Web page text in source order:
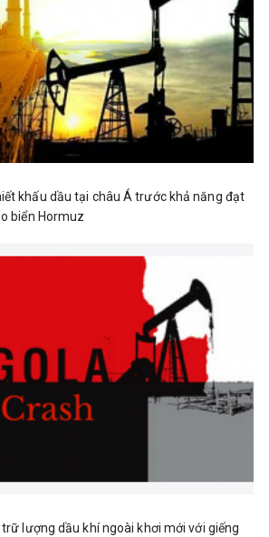
khấu dầu tại châu Á trước khả năng đạt
biển Hormuz
lượng dầu khí ngoài khơi mới với giếng